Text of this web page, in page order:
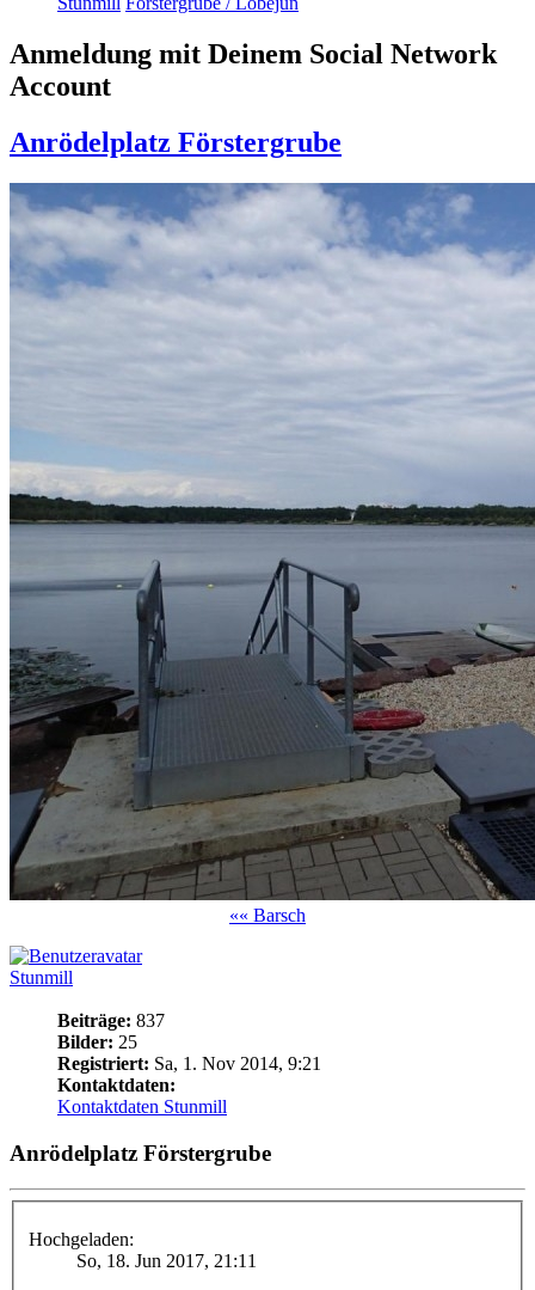
Anmeldung mit Deinem Social Network
Account
Anrödelplatz Förstergrube
«« Barsch
Stunmill
Beiträge: 837
Bilder: 25
Registriert: Sa, 1. Nov 2014, 9:21
Kontaktdaten:
Kontaktdaten Stunmill
Anrödelplatz Förstergrube
Hochgeladen:
So, 18. Jun 2017, 21:11